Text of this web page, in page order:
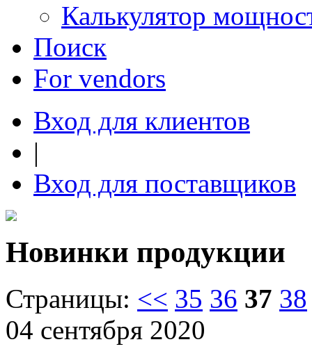
Калькулятор
Поиск
For vendors
Вход для клиентов
|
Вход для поставщиков
Новинки продукции
Страницы: << 35 36 37 38
04 сентября 2020